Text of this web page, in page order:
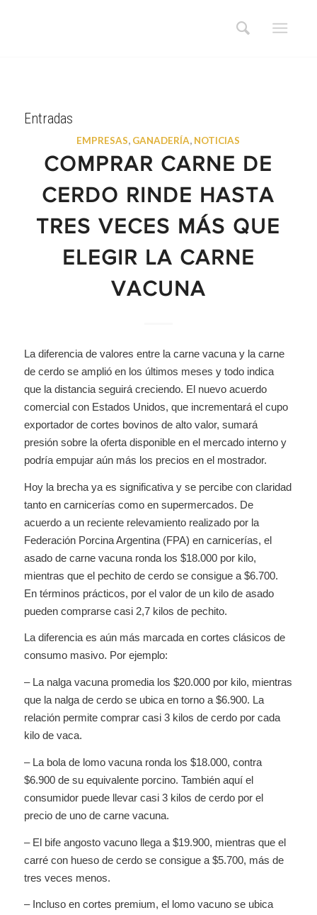
Entradas
EMPRESAS, GANADERÍA, NOTICIAS
COMPRAR CARNE DE
CERDO RINDE HASTA
TRES VECES MÁS QUE
ELEGIR LA CARNE
VACUNA
La diferencia de valores entre la carne vacuna y la carne
de cerdo se amplió en los últimos meses y todo indica
que la distancia seguirá creciendo. El nuevo acuerdo
comercial con Estados Unidos, que incrementará el cupo
exportador de cortes bovinos de alto valor, sumará
presión sobre la oferta disponible en el mercado interno y
podría empujar aún más los precios en el mostrador.
Hoy la brecha ya es significativa y se percibe con claridad
tanto en carnicerías como en supermercados. De
acuerdo a un reciente relevamiento realizado por la
Federación Porcina Argentina (FPA) en carnicerías, el
asado de carne vacuna ronda los $18.000 por kilo,
mientras que el pechito de cerdo se consigue a $6.700.
En términos prácticos, por el valor de un kilo de asado
pueden comprarse casi 2,7 kilos de pechito.
La diferencia es aún más marcada en cortes clásicos de
consumo masivo. Por ejemplo:
– La nalga vacuna promedia los $20.000 por kilo, mientras
que la nalga de cerdo se ubica en torno a $6.900. La
relación permite comprar casi 3 kilos de cerdo por cada
kilo de vaca.
– La bola de lomo vacuna ronda los $18.000, contra
$6.900 de su equivalente porcino. También aquí el
consumidor puede llevar casi 3 kilos de cerdo por el
precio de uno de carne vacuna.
– El bife angosto vacuno llega a $19.900, mientras que el
carré con hueso de cerdo se consigue a $5.700, más de
tres veces menos.
– Incluso en cortes premium, el lomo vacuno se ubica